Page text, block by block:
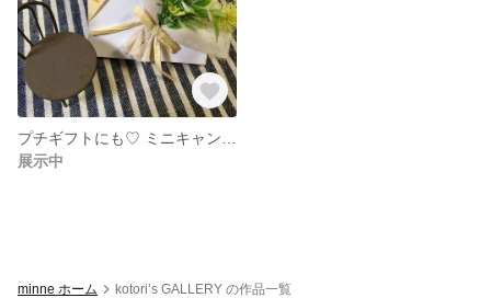
展示中
minne ホーム kotori’s GALLERY の作品一覧